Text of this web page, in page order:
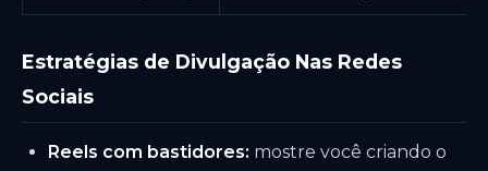
Estratégias de Divulgação Nas Redes
Sociais
Reels com bastidores: mostre você criando o